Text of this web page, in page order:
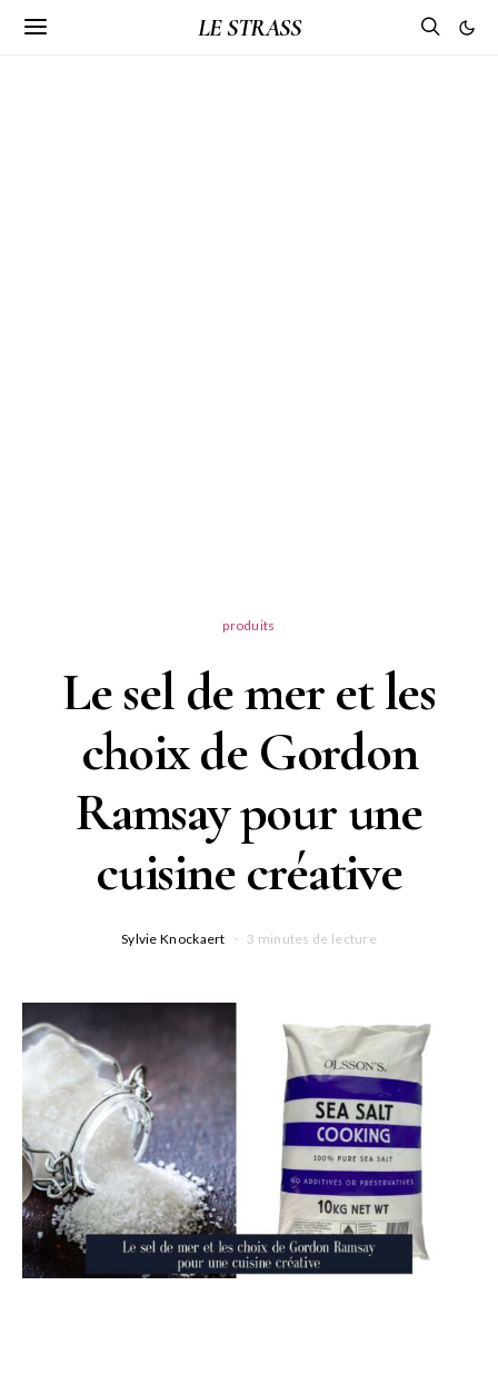
LE STRASS
produits
Le sel de mer et les
choix de Gordon
Ramsay pour une
cuisine créative
Sylvie Knockaert 3 minutes de lecture